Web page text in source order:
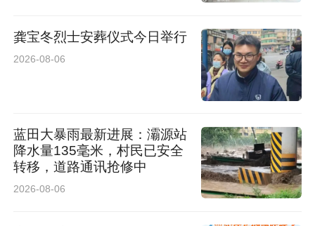
龚宝冬烈士安葬仪式今日举行
2026-08-06
蓝田大暴雨最新进展：灞源站
降水量135毫米，村民已安全
转移，道路通讯抢修中
2026-08-06